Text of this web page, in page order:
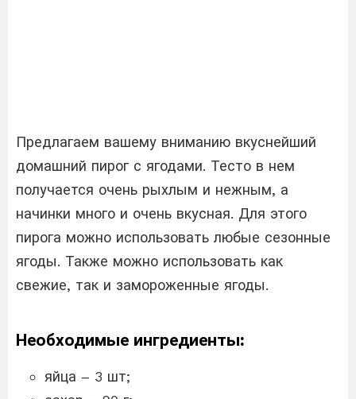
Предлагаем вашему вниманию вкуснейший
домашний пирог с ягодами. Тесто в нем
получается очень рыхлым и нежным, а
начинки много и очень вкусная. Для этого
пирога можно использовать любые сезонные
ягоды. Также можно использовать как
свежие, так и замороженные ягоды.
Необходимые ингредиенты:
яйца – 3 шт;